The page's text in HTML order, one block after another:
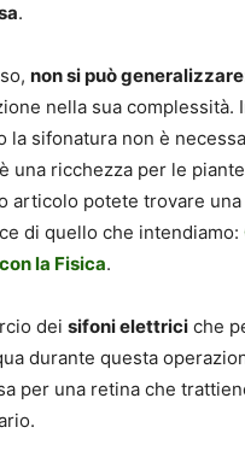
.
non si può generalizzare
nella sua complessità.
la sifonatura non è
una ricchezza per le
articolo potete trovare una
di quello che intendiamo:
la Fisica.
dei sifoni elettrici che
durante questa
per una retina che